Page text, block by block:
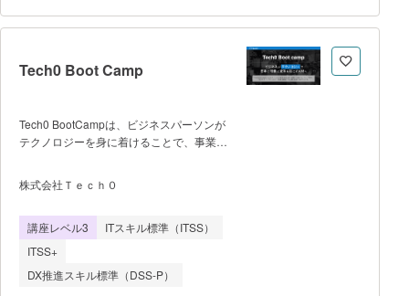
スをデザインし、それを具現化するプロジ
⽤した新たなプロセスを関係者と協働し構
時間を活⽤できます。講座申込と受講開始
は随時受け付けています。 ・ケースス
のオンライン（グループ）コーチングを利
アドバイスを受けられます。 ・受講費
⽤は最⼤70%が給付⾦として⽀給されます
（厚労省教育訓練⽀援制度適⽤、2025年4
月1日現在）。 ・平均受講期間は４～
Tech0 Boot Camp
Tech0 BootCampは、ビジネスパーソンが
テクノロジーを身に着けることで、事業創
を目指す１年間のブートキャンプで
す。 ■ 特徴 ・毎週１回の
となる実践型のプログラム ・選抜され
た志高い仲間と共に学ぶ、高め合う仕組
より主題されたビジネス課題に対してチー
株式会社Ｔｅｃｈ０
講座レベル3
ITスキル標準（ITSS）
ITSS+
DX推進スキル標準（DSS-P）